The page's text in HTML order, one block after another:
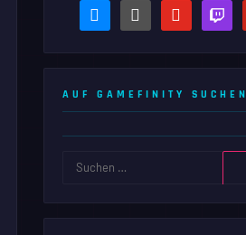
bluesky steam-
square
youtubetwitch
AUF GAMEFINITY SUCHEN